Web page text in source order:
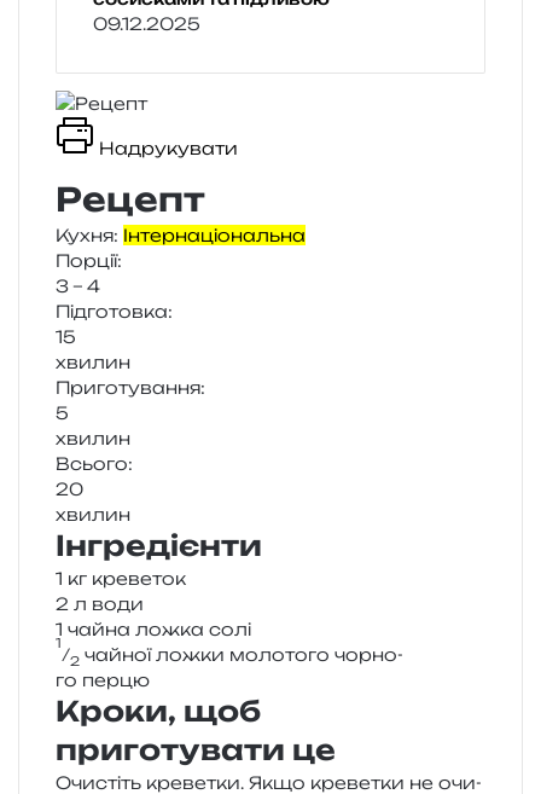
09.12.2025
Надрукувати
Рецепт
Кухня: Інтернаціональна
Порції:
3 – 4
Підготовка:
15
хви­лин
Приготування:
5
хви­лин
Всього:
20
хви­лин
Інгредієнти
1 кг креветок
2 л води
1 чайна ложка солі
1
⁄2 чай­ної ложки моло­то­го чор­но­
го перцю
Кроки, щоб
приготувати це
Очистіть кре­ве­тки. Якщо кре­ве­тки не очи­